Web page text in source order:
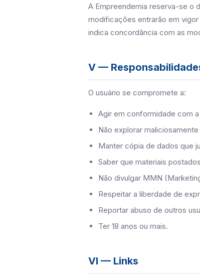
A Empreendemia reserva-se o
modificações entrarão em
indica concordância com as
V —
O usuário se compromete a:
Agir em conformidade com
Não explorar
Manter cópia de dados que
Saber que materiais
Não divulgar MMN
Respeitar a liberdade de
Reportar abuso de outros
Ter 18 anos ou mais.
VI — Links